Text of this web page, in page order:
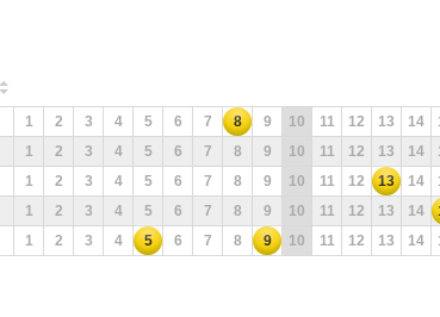
1 2 3 4 5 6 7 8 9 10 11 12 13 14
1 2 3 4 5 6 7 8 9 10 11 12 13 14
1 2 3 4 5 6 7 8 9 10 11 12 13 14
1 2 3 4 5 6 7 8 9 10 11 12 13 14
1 2 3 4 5 6 7 8 9 10 11 12 13 14